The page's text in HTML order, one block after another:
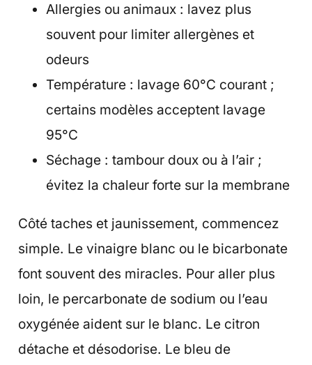
Allergies ou animaux : lavez plus
souvent pour limiter allergènes et
odeurs
Température : lavage 60°C courant ;
certains modèles acceptent lavage
95°C
Séchage : tambour doux ou à l’air ;
évitez la chaleur forte sur la membrane
Côté taches et jaunissement, commencez
simple. Le vinaigre blanc ou le bicarbonate
font souvent des miracles. Pour aller plus
loin, le percarbonate de sodium ou l’eau
oxygénée aident sur le blanc. Le citron
détache et désodorise. Le bleu de